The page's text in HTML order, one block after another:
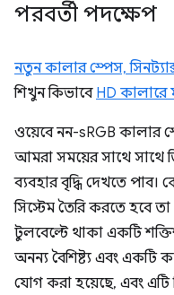
পরবর্তী পদক্ষেপ
নতুন কালার স্পেস,
শিখুন কিভাবে HD কালারে
ওয়েবে নন-sRGB কালার
আমরা সময়ের সাথে সাথে
ব্যবহার বৃদ্ধি দেখতে
সিস্টেম তৈরি করতে হবে
টুলবেল্টে থাকা একটি
অনন্য বৈশিষ্ট্য এবং একটি
যোগ করা হয়েছে, এবং